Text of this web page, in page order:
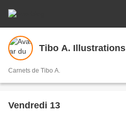
Tibo A. Illustrations
Carnets de Tibo A.
Vendredi 13